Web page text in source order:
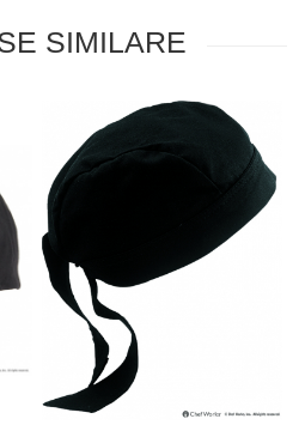
SIMILARE